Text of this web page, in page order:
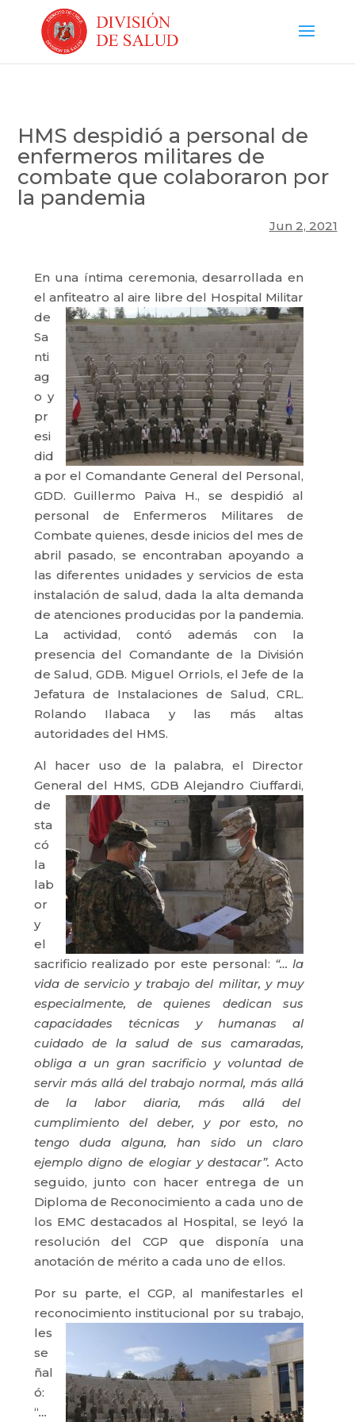
HMS despidió a personal de
enfermeros militares de
combate que colaboraron por
la pandemia
Jun 2, 2021
En una íntima ceremonia, desarrollada en
el anfiteatro al aire libre del Hospital Militar
de
Sa
nti
ag
o y
pr
esi
did
a por el Comandante General del Personal,
GDD. Guillermo Paiva H., se despidió al
personal de Enfermeros Militares de
Combate quienes, desde inicios del mes de
abril pasado, se encontraban apoyando a
las diferentes unidades y servicios de esta
instalación de salud, dada la alta demanda
de atenciones producidas por la pandemia.
La actividad, contó además con la
presencia del Comandante de la División
de Salud, GDB. Miguel Orriols, el Jefe de la
Jefatura de Instalaciones de Salud, CRL.
Rolando Ilabaca y las más altas
autoridades del HMS.
Al hacer uso de la palabra, el Director
General del HMS, GDB Alejandro Ciuffardi,
de
sta
có
la
lab
or
y
el
sacrificio realizado por este personal: “…la
vida de servicio y trabajo del militar, y muy
especialmente, de quienes dedican sus
capacidades técnicas y humanas al
cuidado de la salud de sus camaradas,
obliga a un gran sacrificio y voluntad de
servir más allá del trabajo normal, más allá
de la labor diaria, más allá del
cumplimiento del deber, y por esto, no
tengo duda alguna, han sido un claro
ejemplo digno de elogiar y destacar”.Acto
seguido, junto con hacer entrega de un
Diploma de Reconocimiento a cada uno de
los EMC destacados al Hospital, se leyó la
resolución del CGP que disponía una
anotación de mérito a cada uno de ellos.
Por su parte, el CGP, al manifestarles el
reconocimiento institucional por su trabajo,
les
se
ñal
ó:
“…